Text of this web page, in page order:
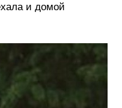
и домой